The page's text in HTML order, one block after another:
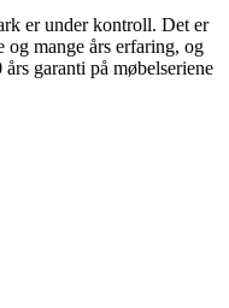
er under kontroll. Det er
mange års erfaring, og
garanti på møbelseriene